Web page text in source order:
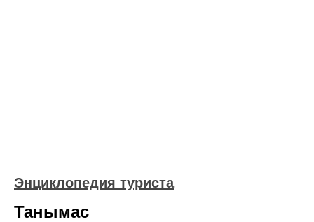
Энциклопедия туриста
Танымас